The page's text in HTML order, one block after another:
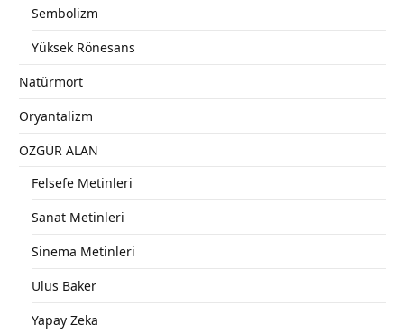
Sembolizm
Yüksek Rönesans
Natürmort
Oryantalizm
ÖZGÜR ALAN
Felsefe Metinleri
Sanat Metinleri
Sinema Metinleri
Ulus Baker
Yapay Zeka